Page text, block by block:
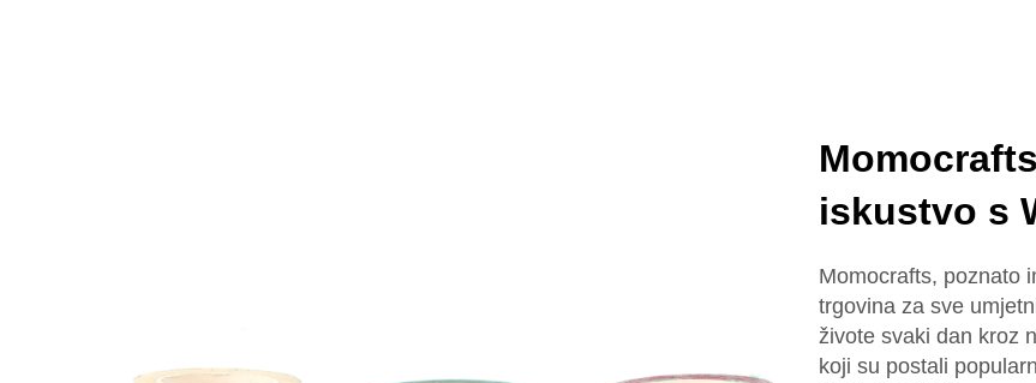
iskustvo s
Momocrafts, poznato
trgovina za sve
živote svaki dan kroz
koji su postali